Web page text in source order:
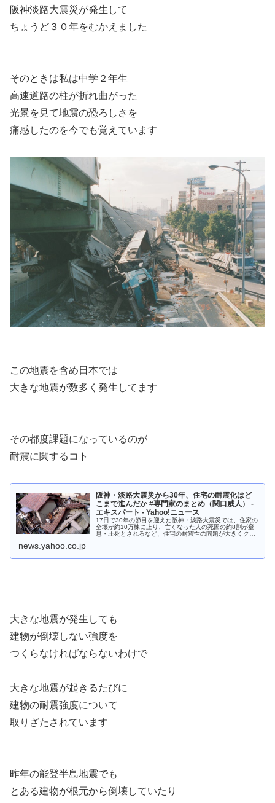
阪神淡路大震災が発生して
ちょうど３０年をむかえました
そのときは私は中学２年生
高速道路の柱が折れ曲がった
光景を見て地震の恐ろしさを
痛感したのを今でも覚えています
この地震を含め日本では
大きな地震が数多く発生してます
その都度課題になっているのが
耐震に関するコト
阪神・淡路大震災から30年、住宅の耐震化はど
こまで進んだか #専門家のまとめ（関口威人） -
エキスパート - Yahoo!ニュース
17日で30年の節目を迎えた阪神・淡路大震災では、住家の
全壊が約10万棟に上り、亡くなった人の死因の約8割が窒
息・圧死とされるなど、住宅の耐震性の問題が大きくクロ
news.yahoo.co.jp
大きな地震が発生しても
建物が倒壊しない強度を
つくらなければならないわけで
大きな地震が起きるたびに
建物の耐震強度について
取りざたされています
昨年の能登半島地震でも
とある建物が根元から倒壊していたり